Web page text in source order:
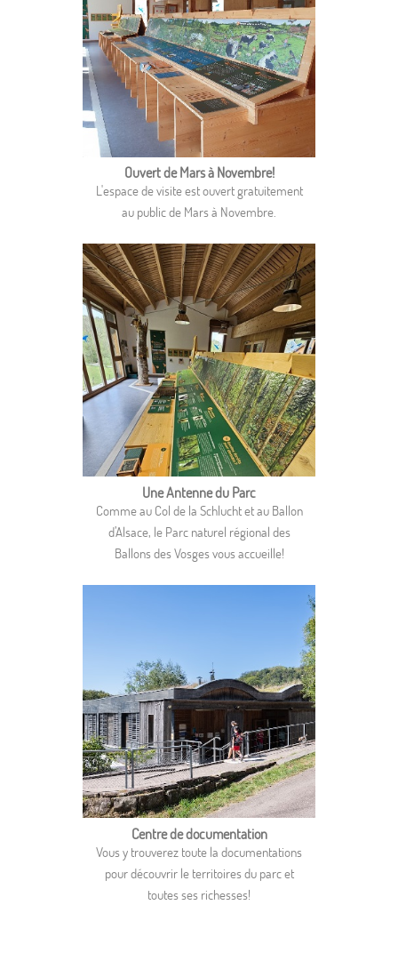
Ouvert de Mars à Novembre!
L'espace de visite est ouvert gratuitement
au public de Mars à Novembre.
Une Antenne du Parc
Comme au Col de la Schlucht et au Ballon
d’Alsace, le Parc naturel régional des
Ballons des Vosges vous accueille!
Centre de documentation
Vous y trouverez toute la documentations
pour découvrir le territoires du parc et
toutes ses richesses!